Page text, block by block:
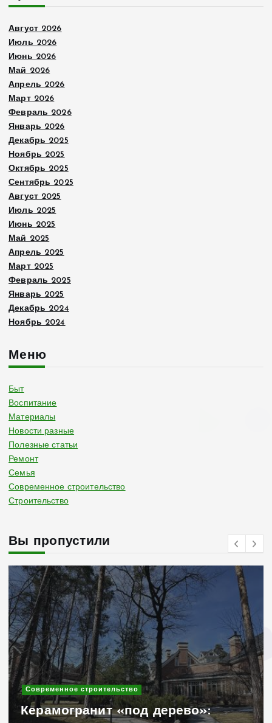
Август 2026
Июль 2026
Июнь 2026
Май 2026
Апрель 2026
Март 2026
Февраль 2026
Январь 2026
Декабрь 2025
Ноябрь 2025
Октябрь 2025
Сентябрь 2025
Август 2025
Июль 2025
Июнь 2025
Май 2025
Апрель 2025
Март 2025
Февраль 2025
Январь 2025
Декабрь 2024
Ноябрь 2024
Меню
Быт
Воспитание
Материалы
Новости разные
Полезные статьи
Ремонт
Семья
Современное строительство
Строительство
Вы пропустили
Современное строительство
Керамогранит «под дерево»: